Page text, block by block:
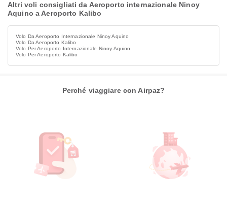
Altri voli consigliati da Aeroporto internazionale Ninoy
Aquino a Aeroporto Kalibo
Volo Da Aeroporto Internazionale Ninoy Aquino
Volo Da Aeroporto Kalibo
Volo Per Aeroporto Internazionale Ninoy Aquino
Volo Per Aeroporto Kalibo
Perché viaggiare con Airpaz?